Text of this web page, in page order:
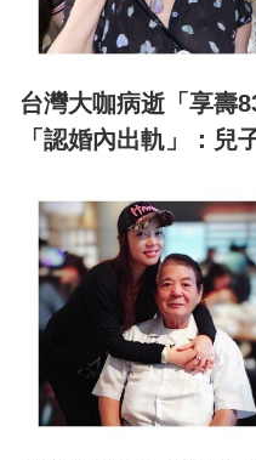
台灣大咖病逝「享壽
「認婚內出軌」：兒